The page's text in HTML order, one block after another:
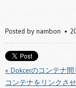
Posted by nambon
« Dokcerのコンテナ間
コンテナをリンクさ